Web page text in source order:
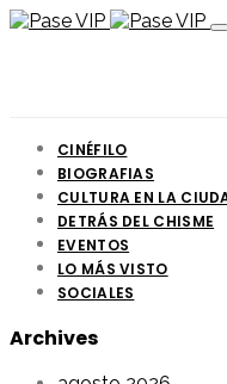
CINÉFILO
BIOGRAFIAS
CULTURA EN LA
DETRÁS DEL CHISME
EVENTOS
LO MÁS VISTO
SOCIALES
Archives